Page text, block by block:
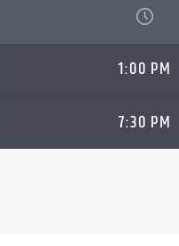
1:00 PM
7:30 PM